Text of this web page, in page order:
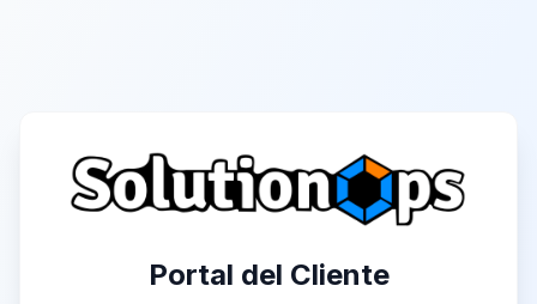
Portal del Cliente